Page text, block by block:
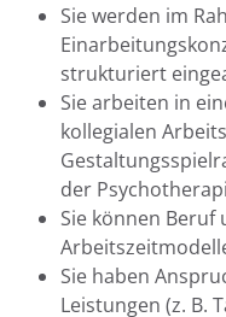
Sie werden im
strukturiert
Sie arbeiten in
kollegialen
der
Sie können Beruf
Sie haben
Leistungen (z. B.